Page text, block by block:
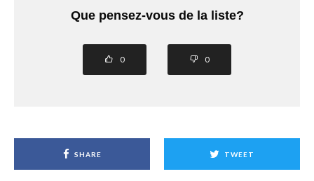
Que pensez-vous de la liste?
0 0
SHARE TWEET